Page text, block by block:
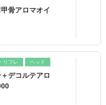
骨アロマオイ
リフレ ヘッド
デコルテアロ